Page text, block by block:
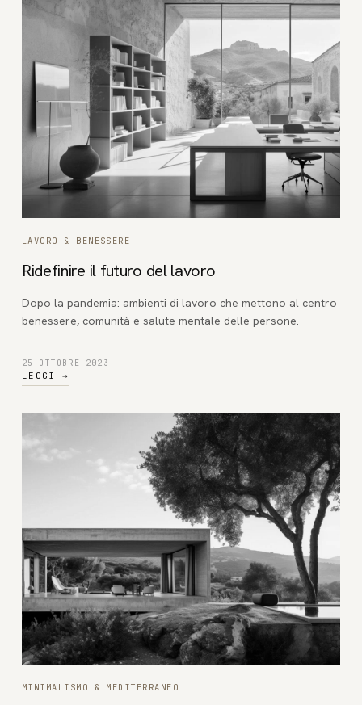
LAVORO & BENESSERE
Ridefinire il futuro del lavoro
Dopo la pandemia: ambienti di lavoro che mettono al centro
benessere, comunità e salute mentale delle persone.
25 OTTOBRE 2023
LEGGI →
MINIMALISMO & MEDITERRANEO